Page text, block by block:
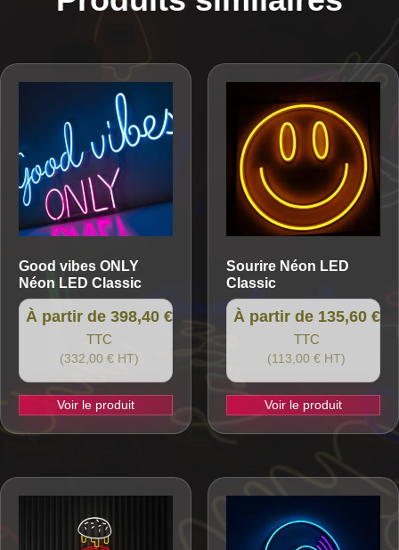
Good vibes ONLY
Néon LED Classic
À partir de 398,40 €
TTC
(332,00 € HT)
Voir le produit
SourireNéon LED
Classic
À partir de 135,60 €
TTC
(113,00 € HT)
Voir le produit
variations.